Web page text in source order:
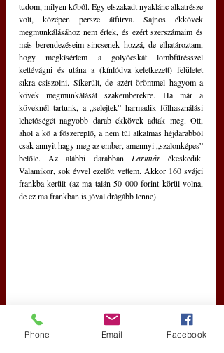
tudom, milyen kőből. Egy elszakadt nyaklánc alkatrésze
volt, középen persze átfúrva. Sajnos ékkövek
megmunkálásához nem értek, és ezért szerszámaim és
más berendezéseim sincsenek hozzá, de elhatároztam,
hogy megkísérlem a golyócskát lombfűrésszel
kettévágni és utána a (kínlódva keletkezett) felületet
síkra csiszolni. Sikerült, de azért örömmel hagyom a
kövek megmunkálását szakemberekre. Ha már a
köveknél tartunk, a „selejtek” harmadik fölhasználási
lehetőségét nagyobb darab ékkövek adták meg. Ott,
ahol a kő a főszereplő, a nem túl alkalmas héjdarabból
csak annyit hagy meg az ember, amennyi „szalonképes”
belőle. Az alábbi darabban Larimár ékeskedik.
Valamikor, sok évvel ezelőtt vettem. Akkor 160 svájci
frankba került (az ma talán 50 000 forint körül volna,
de ez ma frankban is jóval drágább lenne).
Phone Email Facebook